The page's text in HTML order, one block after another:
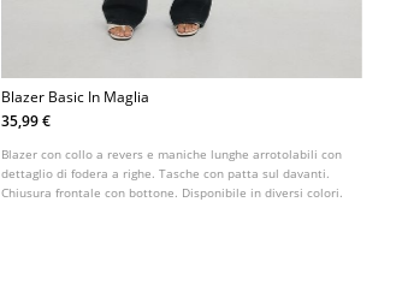
Blazer Basic In Maglia
35,99 €
Blazer con collo a revers e maniche lunghe arrotolabili con
dettaglio di fodera a righe. Tasche con patta sul davanti.
Chiusura frontale con bottone. Disponibile in diversi colori.